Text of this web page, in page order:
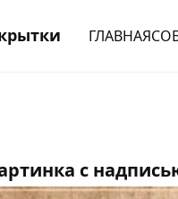
ГЛАВНАЯ
с